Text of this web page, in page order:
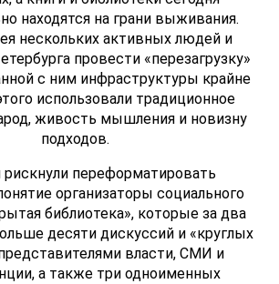
находятся на грани выживания.
нескольких активных людей и
провести «перезагрузку»
с ним инфраструктуры крайне
использовали традиционное
живость мышления и новизну
подходов.
переформатировать
организаторы социального
библиотека», которые за два
десяти дискуссий и «круглых
власти, СМИ и
а также три одноименных